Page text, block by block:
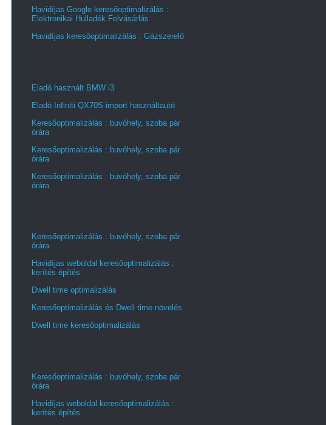
Havidíjas Google keresőoptimalizálás :
Elektronikai Hulladék Felvásárlás
Havidíjas keresőoptimalizálás : Gázszerelő
Eladó használt BMW i3
Eladó Infiniti QX70S import használtautó
Keresőoptimalizálás : buvóhely, szoba pár
órára
Keresőoptimalizálás : buvóhely, szoba pár
órára
Keresőoptimalizálás : buvóhely, szoba pár
órára
Keresőoptimalizálás : buvóhely, szoba pár
órára
Havidíjas weboldal keresőoptimalizálás :
kerítés építés
Dwell time optimalizálás
Keresőoptimalizálás és Dwell time növelés
Dwell time keresőoptimalizálás
Keresőoptimalizálás : buvóhely, szoba pár
órára
Havidíjas weboldal keresőoptimalizálás :
kerítés építés